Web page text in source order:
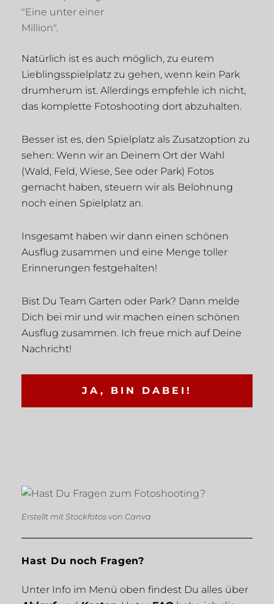
Natürlich ist es auch möglich, zu eurem
Lieblingsspielplatz zu gehen, wenn kein Park
drumherum ist. Allerdings empfehle ich nicht,
das komplette Fotoshooting dort abzuhalten.
Besser ist es, den Spielplatz als Zusatzoption zu
sehen: Wenn wir an Deinem Ort der Wahl
(Wald, Feld, Wiese, See oder Park) Fotos
gemacht haben, steuern wir als Belohnung
noch einen Spielplatz an.
Insgesamt haben wir dann einen schönen
Ausflug zusammen und eine Menge toller
Erinnerungen festgehalten!
Bist Du Team Garten oder Park? Dann melde
Dich bei mir und wir machen einen schönen
Ausflug zusammen. Ich freue mich auf Deine
Nachricht!
JA, BIN DABEI!
Erstellt mit Stockfotos von Canva
Hast Du noch Fragen?
Unter Info im Menü oben findest Du alles über